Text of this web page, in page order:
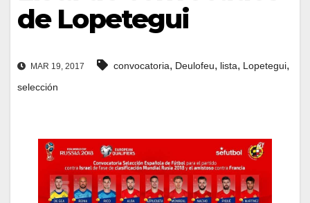
de Lopetegui
MAR 19, 2017 convocatoria, Deulofeu, lista, Lopetegui,
selección